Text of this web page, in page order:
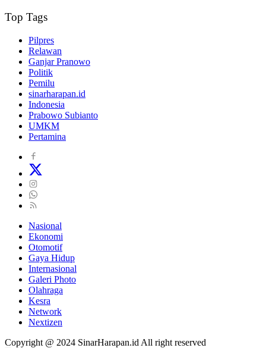
Top Tags
Pilpres
Relawan
Ganjar Pranowo
Politik
Pemilu
sinarharapan.id
Indonesia
Prabowo Subianto
UMKM
Pertamina
Nasional
Ekonomi
Otomotif
Gaya Hidup
Internasional
Galeri Photo
Olahraga
Kesra
Network
Nextizen
Copyright @ 2024 SinarHarapan.id All right reserved